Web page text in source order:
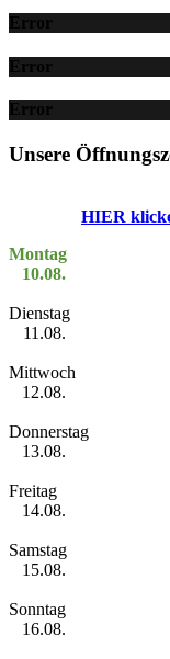
Error
Error
Error
Unsere
HIER
Montag
10.08.
Dienstag
11.08.
Mittwoch
12.08.
Donnerstag
13.08.
Freitag
14.08.
Samstag
15.08.
Sonntag
16.08.